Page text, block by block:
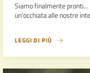
Siamo finalmente
un’occhiata alle nostre
LEGGI DI PIÙ